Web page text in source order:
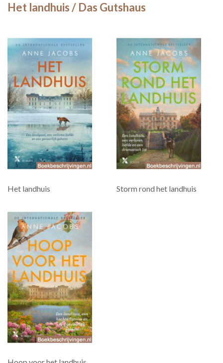
Het landhuis / Das Gutshaus
Het landhuis Storm rond het landhuis